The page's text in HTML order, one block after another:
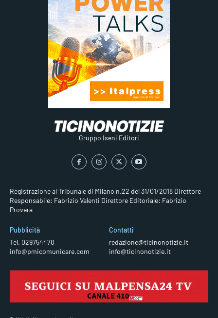
Gruppo Iseni Editori
Registrazione al Tribunale di Milano n.22 del 31/01/2018 Direttore
Responsabile: Fabrizio Valenti Direttore Editoriale: Fabrizio
Provera
Pubblicità
Tel. 029754470
info@pmicomunicare.com
Contatti
redazione@ticinonotizie.it
info@ticinonotizie.it